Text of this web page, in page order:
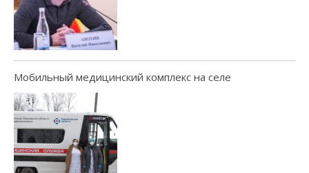
Мобильный медицинский комплекс на селе